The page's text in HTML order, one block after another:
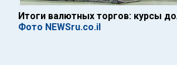
Итоги валютных торгов: курсы
Фото NEWSru.co.il